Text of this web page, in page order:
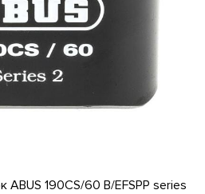
190CS/60 B/EFSPP series